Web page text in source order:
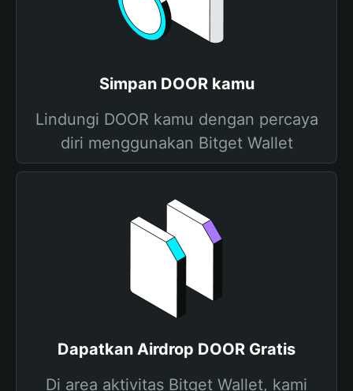
Simpan DOOR kamu
Lindungi DOOR kamu dengan percaya
diri menggunakan Bitget Wallet
Dapatkan Airdrop DOOR Gratis
Di area aktivitas Bitget Wallet, kami